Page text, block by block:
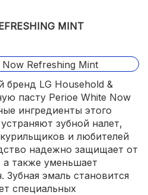
MINT
бренд LG Household &
пасту Perioe White Now
ингредиенты этого
зубной налет,
и любителей
надежно защищает от
а также уменьшает
Зубная эмаль становится
специальных